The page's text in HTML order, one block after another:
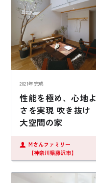
2021年完成
性能を極め、心地よ
さを実現 吹き抜け
大空間の家
Mさんファミリー
【神奈川県藤沢市】